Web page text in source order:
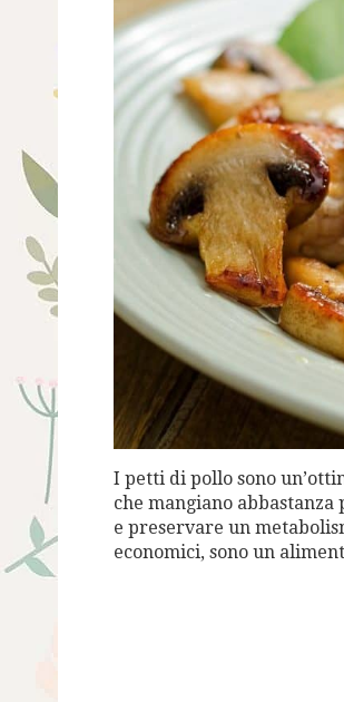
I petti di pollo sono
che mangiano
e preservare un
economici, sono un